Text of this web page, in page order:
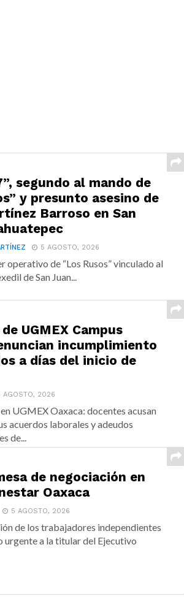
segundo al mando de
y presunto asesino de
Barroso en San
5 AGOSTO, 2026
operativo de “Los Rusos” vinculado al
de San Juan...
UGMEX Campus
incumplimiento
a días del inicio de
AGOSTO, 2026
UGMEX Oaxaca: docentes acusan
acuerdos laborales y adeudos
de...
de negociación en
Oaxaca
5 AGOSTO, 2026
de los trabajadores independientes
urgente a la titular del Ejecutivo